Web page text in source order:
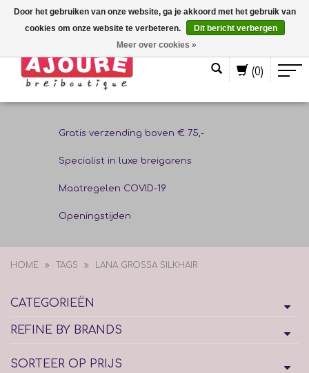
(0)
Gratis verzending boven € 75,-
Specialist in luxe breigarens
Maatregelen COVID-19
Openingstijden
HOME TAGS LANA GROSSA SILKHAIR
CATEGORIEËN
REFINE BY BRANDS
SORTEER OP PRIJS
Door het gebruiken van onze website, ga je akkoord met het gebruik van
cookies om onze website te verbeteren.
Dit bericht verbergen
Meer over cookies »